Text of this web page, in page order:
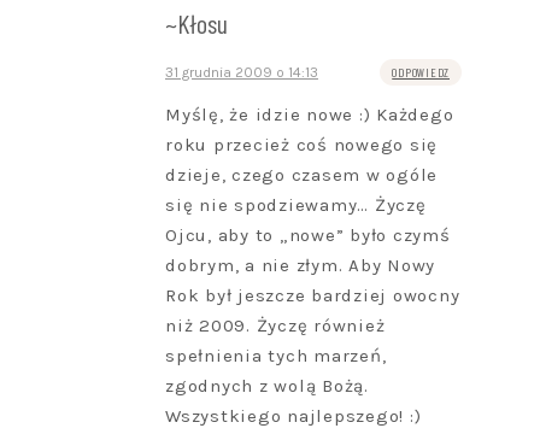
~Kłosu
31 grudnia 2009 o 14:13 ODPOWIEDZ
Myślę, że idzie nowe :) Każdego
roku przecież coś nowego się
dzieje, czego czasem w ogóle
się nie spodziewamy… Życzę
Ojcu, aby to „nowe” było czymś
dobrym, a nie złym. Aby Nowy
Rok był jeszcze bardziej owocny
niż 2009. Życzę również
spełnienia tych marzeń,
zgodnych z wolą Bożą.
Wszystkiego najlepszego! :)